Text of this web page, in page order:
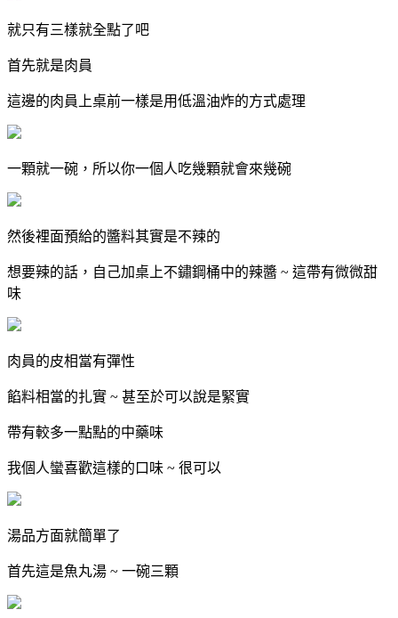
就只有三樣就全點了吧
首先就是肉員
這邊的肉員上桌前一樣是用低溫油炸的方式處理
一顆就一碗，所以你一個人吃幾顆就會來幾碗
然後裡面預給的醬料其實是不辣的
想要辣的話，自己加桌上不鏽鋼桶中的辣醬 ~ 這帶有微微甜
味
肉員的皮相當有彈性
餡料相當的扎實 ~ 甚至於可以說是緊實
帶有較多一點點的中藥味
我個人蠻喜歡這樣的口味 ~ 很可以
湯品方面就簡單了
首先這是魚丸湯 ~ 一碗三顆